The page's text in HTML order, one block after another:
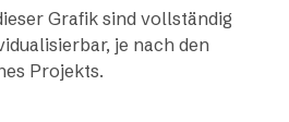
Grafik sind vollständig
je nach den
Projekts.